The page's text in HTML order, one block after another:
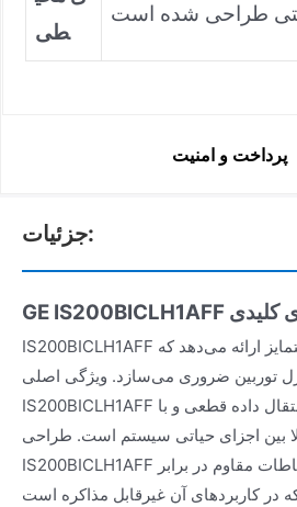
طی
پرداخت و امنیت
جزئیات:
GE IS200BICLH1AFF کلیدی
IS200BICLH1AFF چندین ویژگی محصول متمایز ارائه می‌دهد که
توربین ضروری می‌سازد. ویژگی اصلی
IS200BICLH1AFF نقش آن در تضمین انتقال داده قطعی و با
بین اجزای حیاتی سیستم است. طراحی
IS200BICLH1AFF بر قابلیت اطمینان و ارتباطات مقاوم در برابر